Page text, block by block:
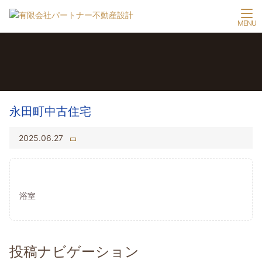
永田町中古住宅
2025.06.27
浴室
投稿ナビゲーション